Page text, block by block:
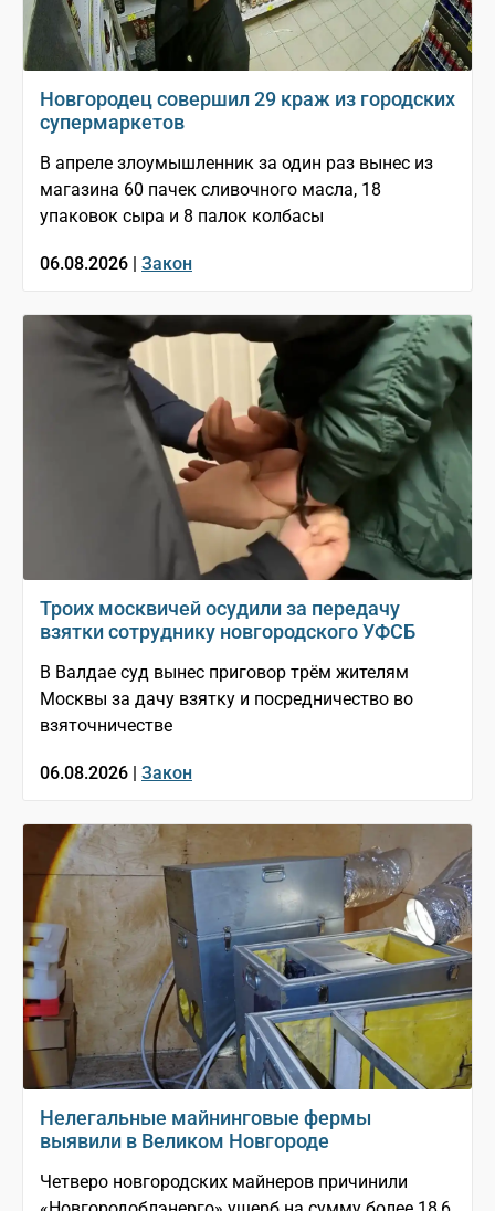
Новгородец совершил 29 краж из городских
супермаркетов
В апреле злоумышленник за один раз вынес из
магазина 60 пачек сливочного масла, 18
упаковок сыра и 8 палок колбасы
06.08.2026 | Закон
Троих москвичей осудили за передачу
взятки сотруднику новгородского УФСБ
В Валдае суд вынес приговор трём жителям
Москвы за дачу взятку и посредничество во
взяточничестве
06.08.2026 | Закон
Нелегальные майнинговые фермы
выявили в Великом Новгороде
Четверо новгородских майнеров причинили